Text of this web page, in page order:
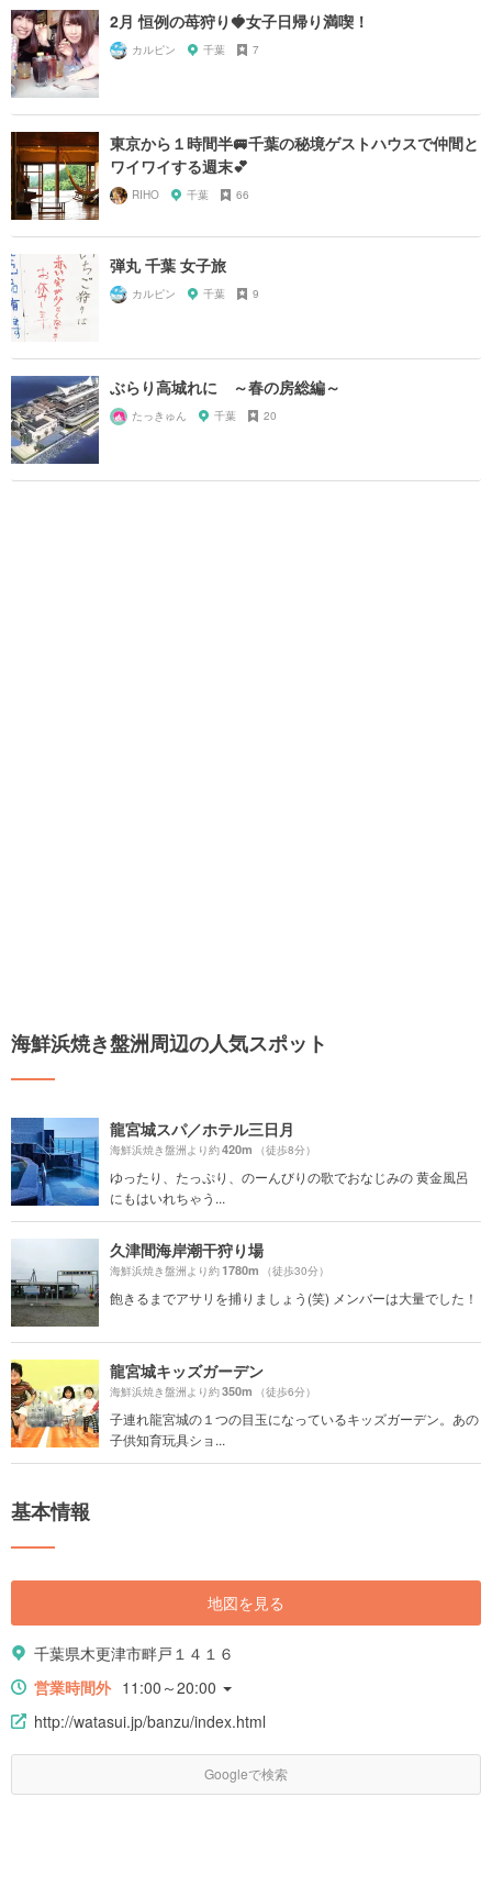
2月 恒例の苺狩り🍓女子日帰り満喫！
カルピン 千葉 7
東京から１時間半🚐千葉の秘境ゲストハウスで仲間と
ワイワイする週末💕
RIHO 千葉 66
弾丸 千葉 女子旅
カルピン 千葉 9
ぶらり高城れに ～春の房総編～
たっきゅん 千葉 20
海鮮浜焼き盤洲周辺の人気スポット
龍宮城スパ／ホテル三日月
海鮮浜焼き盤洲より約420m （徒歩8分）
ゆったり、たっぷり、のーんびりの歌でおなじみの 黄金風呂
にもはいれちゃう...
久津間海岸潮干狩り場
海鮮浜焼き盤洲より約1780m （徒歩30分）
飽きるまでアサリを捕りましょう(笑) メンバーは大量でした！
龍宮城キッズガーデン
海鮮浜焼き盤洲より約350m （徒歩6分）
子連れ龍宮城の１つの目玉になっているキッズガーデン。あの
子供知育玩具ショ...
基本情報
地図を見る
千葉県木更津市畔戸１４１６
営業時間外 11:00～20:00
http://watasui.jp/banzu/index.html
Googleで検索